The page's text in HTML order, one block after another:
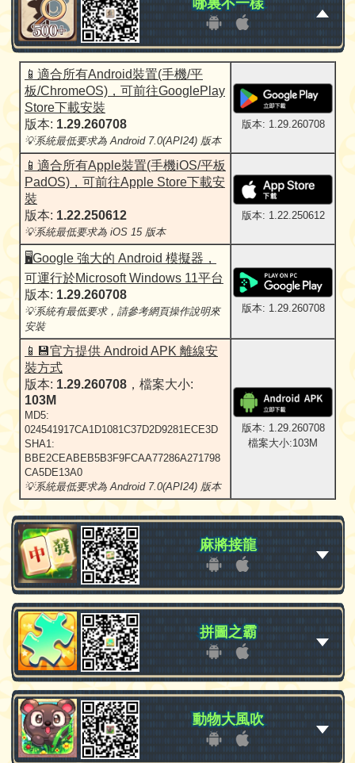
哪裏不一樣
哪裏不一樣
📱適合所有Android裝置(手機/平
板/ChromeOS)，可前往GooglePlay
Store下載安裝
版本: 1.29.260708
💡系統最低要求為 Android 7.0(API24) 版本
版本: 1.29.260708
📱適合所有Apple裝置(手機iOS/平板
PadOS)，可前往Apple Store下載安
裝
版本: 1.22.250612
💡系統最低要求為 iOS 15 版本
版本: 1.22.250612
🖥️Google 強大的 Android 模擬器，
可運行於Microsoft Windows 11平台
版本: 1.29.260708
💡系統有最低要求，請參考網頁操作說明來
安裝
版本: 1.29.260708
📱💾官方提供 Android APK 離線安
裝方式
版本: 1.29.260708 ，檔案大小:
103M
MD5:
024541917CA1D1081C37D2D9281ECE3D
SHA1:
BBE2CEABEB5B3F9FCAA77286A271798
CA5DE13A0
💡系統最低要求為 Android 7.0(API24) 版本
版本: 1.29.260708
檔案大小:103M
麻將接龍
麻將接龍
拼圖之霸
拼圖之霸
動物大風吹
動物大風吹